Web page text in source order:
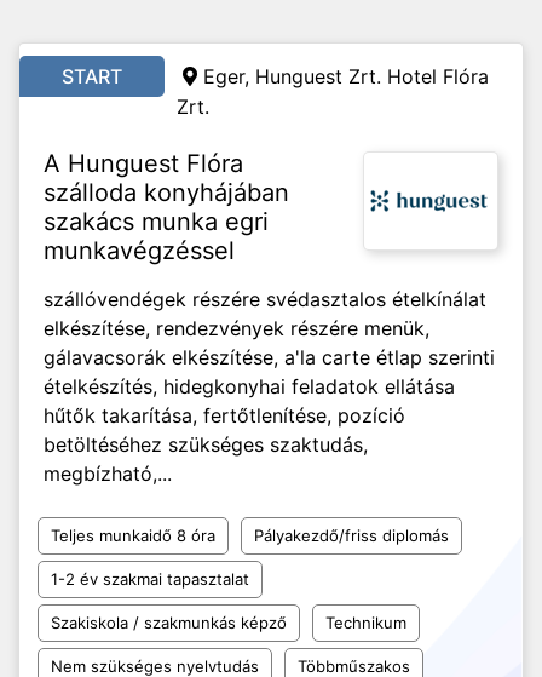
START
Eger, Hunguest Zrt. Hotel Flóra
Zrt.
A Hunguest Flóra
szálloda konyhájában
szakács munka egri
munkavégzéssel
szállóvendégek részére svédasztalos ételkínálat
elkészítése, rendezvények részére menük,
gálavacsorák elkészítése, a'la carte étlap szerinti
ételkészítés, hidegkonyhai feladatok ellátása
hűtők takarítása, fertőtlenítése, pozíció
betöltéséhez szükséges szaktudás,
megbízható,...
Teljes munkaidő 8 óra Pályakezdő/friss diplomás
1-2 év szakmai tapasztalat
Szakiskola / szakmunkás képző Technikum
Nem szükséges nyelvtudás Többműszakos